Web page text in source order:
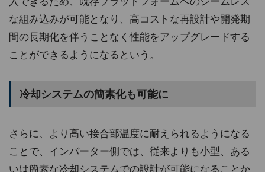
な組み込みが可能となり、高コストな再設計や開発期
間の長期化を伴うことなく性能をアップグレードする
ことができるようになるという。
冷却システムの簡素化も可能に
さらに、より高い接合部温度に耐えられるようになる
ことで、インバーター側では、従来よりも小型、ある
いは簡素な冷却システムでの設計が可能になることか